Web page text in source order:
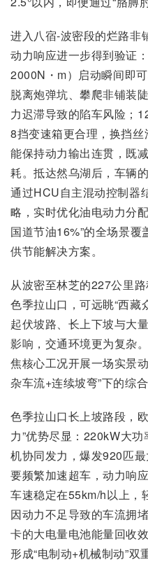
进入八宿-波密段的烂路非
动力响应进一步得到验证
2000N・m）启动瞬间即
脱离炮弹坑、攀爬非铺装
力迟滞导致的陷车风险；
8挡变速箱更合理，换挡
能保持动力输出连贯，既
耗。抵达然乌湖后，车辆
通过HCU自主混动控制器
略，实时优化油电动力分
国道节油16%”的全场景
供节能解决方案。
从波密至林芝的227公里
色季拉山口，可远眺“西藏
起伏坡路、长上下坡与大
影响，交通环境更为复杂
焦核心工况开展一场实景
杂车流+连续坡弯”下的综合
色季拉山口长上坡路段，
力”优势尽显：220kW大
机协同发力，爆发920匹
要频繁加速超车，动力响
车速稳定在55km/h以上，
因动力不足导致的车流拥
卡的大电量电池能量回收
形成“电制动+机械制动”